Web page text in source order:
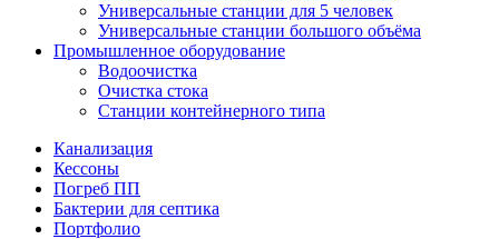
Универсальные станции для 5 человек
Универсальные станции большого объёма
Промышленное оборудование
Водоочистка
Очистка стока
Станции контейнерного типа
Канализация
Кессоны
Погреб ПП
Бактерии для септика
Портфолио